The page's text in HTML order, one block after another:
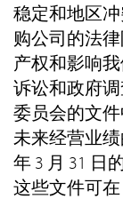
稳定和地区
购公司的法
产权和影响
诉讼和政府
委员会的文
未来经营业
年 3 月 31 日
这些文件可在